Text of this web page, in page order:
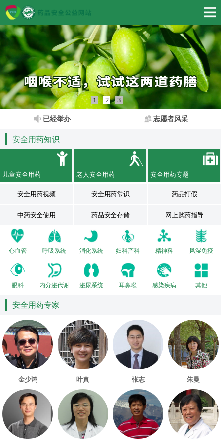
1 2 3
已经举办 志愿者风采
安全用药知识
儿童安全用药 老人安全用药 安全用药专题
安全用药视频 安全用药常识 药品打假
中药安全使用 药品安全存储 网上购药指导
心血管 呼吸系统 消化系统 妇科产科 精神科 风湿免疫
眼科 内分泌代谢 泌尿系统 耳鼻喉 感染疾病 其他
安全用药专家
金少鸿 叶真 张志 朱曼